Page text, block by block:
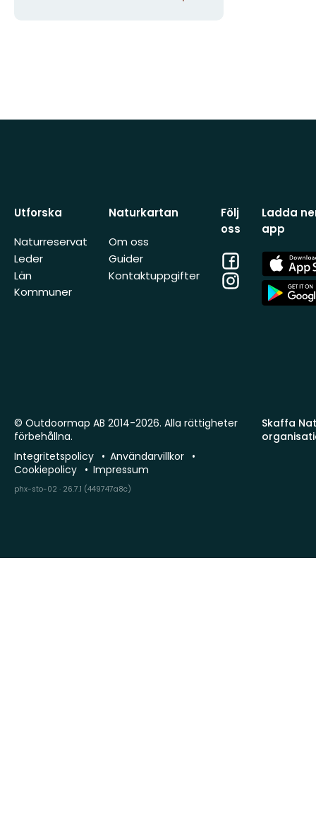
Utforska
Naturreservat
Leder
Län
Kommuner
Naturkartan
Om oss
Guider
Kontaktuppgifter
Följ
oss
Facebook
Instagram
Ladda
app
App
Store
App
Store
Skaffa
© Outdoormap AB 2014-2026. Alla rättigheter
förbehållna.
Integritetspolicy
Användarvillkor
Cookiepolicy
Impressum
phx-sto-02 · 26.7.1 (449747a8c)